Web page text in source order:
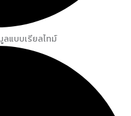
ลแบบเรียลไทม์